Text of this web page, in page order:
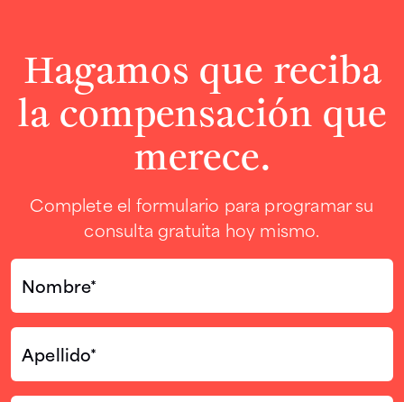
Hagamos que reciba
la compensación que
merece.
Complete el formulario para programar su
consulta gratuita hoy mismo.
Nombre*
(Required)
Apellido*
(Required)